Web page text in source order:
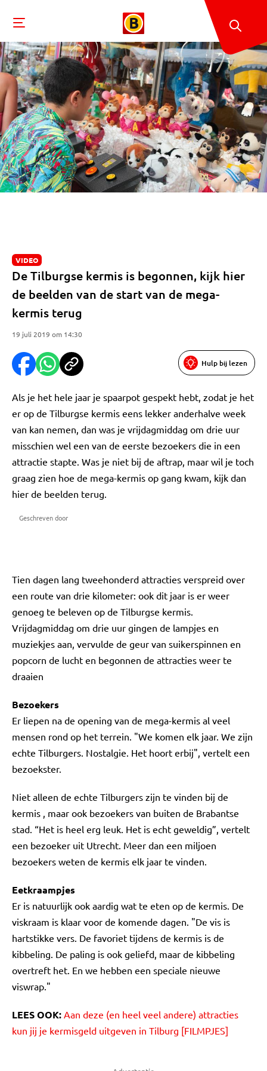
VIDEO
De Tilburgse kermis is begonnen, kijk hier
de beelden van de start van de mega-
kermis terug
19 juli 2019 om 14:30
Hulp bij lezen
Als je het hele jaar je spaarpot gespekt hebt, zodat je het
er op de Tilburgse kermis eens lekker anderhalve week
van kan nemen, dan was je vrijdagmiddag om drie uur
misschien wel een van de eerste bezoekers die in een
attractie stapte. Was je niet bij de aftrap, maar wil je toch
graag zien hoe de mega-kermis op gang kwam, kijk dan
hier de beelden terug.
Geschreven door
Tien dagen lang tweehonderd attracties verspreid over
een route van drie kilometer: ook dit jaar is er weer
genoeg te beleven op de Tilburgse kermis.
Vrijdagmiddag om drie uur gingen de lampjes en
muziekjes aan, vervulde de geur van suikerspinnen en
popcorn de lucht en begonnen de attracties weer te
draaien
Bezoekers
Er liepen na de opening van de mega-kermis al veel
mensen rond op het terrein. "We komen elk jaar. We zijn
echte Tilburgers. Nostalgie. Het hoort erbij", vertelt een
bezoekster.
Niet alleen de echte Tilburgers zijn te vinden bij de
kermis , maar ook bezoekers van buiten de Brabantse
stad. “Het is heel erg leuk. Het is echt geweldig”, vertelt
een bezoeker uit Utrecht. Meer dan een miljoen
bezoekers weten de kermis elk jaar te vinden.
Eetkraampjes
Er is natuurlijk ook aardig wat te eten op de kermis. De
viskraam is klaar voor de komende dagen. "De vis is
hartstikke vers. De favoriet tijdens de kermis is de
kibbeling. De paling is ook geliefd, maar de kibbeling
overtreft het. En we hebben een speciale nieuwe
viswrap."
LEES OOK: Aan deze (en heel veel andere) attracties
kun jij je kermisgeld uitgeven in Tilburg [FILMPJES]